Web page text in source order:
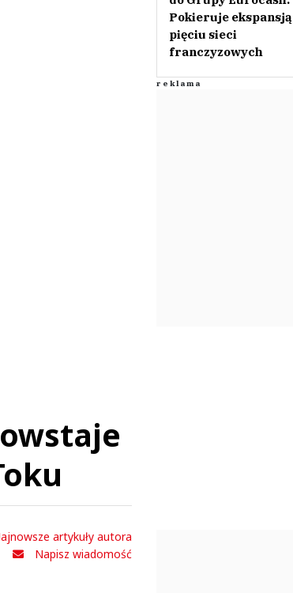
Pokieruje ekspansją
pięciu sieci
franczyzowych
artykuły autora
Napisz wiadomość